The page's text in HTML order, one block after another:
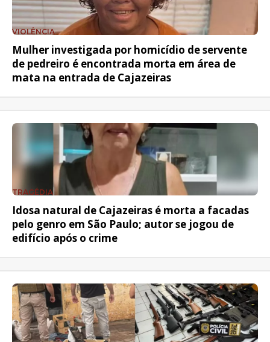
VIOLÊNCIA
Mulher investigada por homicídio de servente
de pedreiro é encontrada morta em área de
mata na entrada de Cajazeiras
TRAGÉDIA
Idosa natural de Cajazeiras é morta a facadas
pelo genro em São Paulo; autor se jogou de
edifício após o crime